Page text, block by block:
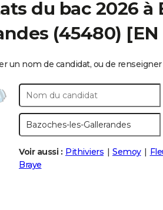
du bac 2026 à
(45480) [EN
un nom de candidat, ou de
Voir aussi : Pithiviers Semoy
Braye